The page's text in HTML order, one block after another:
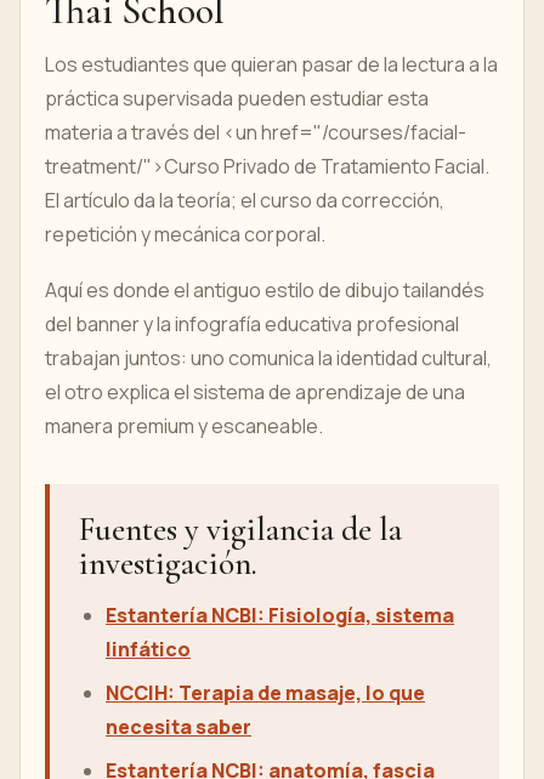
Thai School
Los estudiantes que quieran pasar de la lectura a la
práctica supervisada pueden estudiar esta
materia a través del <un href="/courses/facial-
treatment/">Curso Privado de Tratamiento Facial.
El artículo da la teoría; el curso da corrección,
repetición y mecánica corporal.
Aquí es donde el antiguo estilo de dibujo tailandés
del banner y la infografía educativa profesional
trabajan juntos: uno comunica la identidad cultural,
el otro explica el sistema de aprendizaje de una
manera premium y escaneable.
Fuentes y vigilancia de la
investigación.
Estantería NCBI: Fisiología, sistema
linfático
NCCIH: Terapia de masaje, lo que
necesita saber
Estantería NCBI: anatomía, fascia